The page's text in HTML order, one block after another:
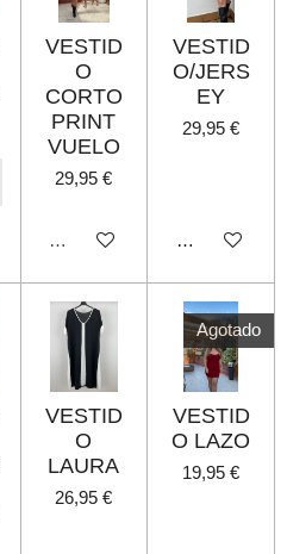
VESTID
O
CORTO
PRINT
VUELO
29,95 €
Agotado
VESTID
O/JERS
EY
29,95 €
Añadir al
VESTID
O
LAURA
26,95 €
Agotado
VESTID
O LAZO
19,95 €